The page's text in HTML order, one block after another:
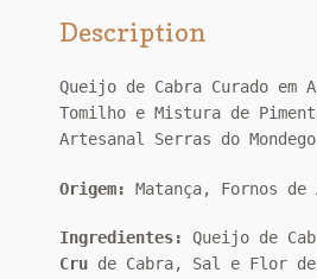
Description
Queijo de Cabra Curado em
Tomilho e Mistura de
Artesanal Serras do
Origem: Matança, Fornos de
Ingredientes: Queijo de
Crude Cabra, Sal e Flor